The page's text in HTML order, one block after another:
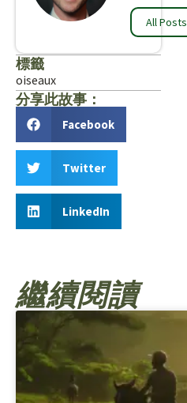
All Posts
標籤
oiseaux
分享此故事：
Facebook
Twitter
LinkedIn
繼續閱讀